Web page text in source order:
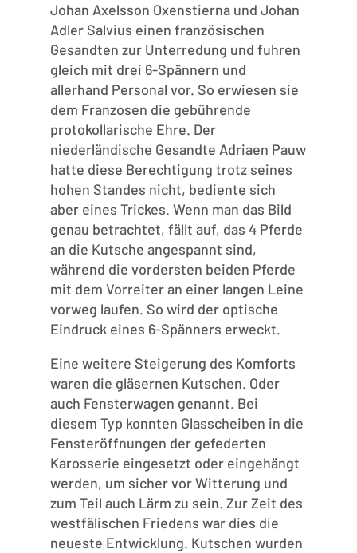
Johan Axelsson Oxenstierna und Johan
Adler Salvius einen französischen
Gesandten zur Unterredung und fuhren
gleich mit drei 6-Spännern und
allerhand Personal vor. So erwiesen sie
dem Franzosen die gebührende
protokollarische Ehre. Der
niederländische Gesandte Adriaen Pauw
hatte diese Berechtigung trotz seines
hohen Standes nicht, bediente sich
aber eines Trickes. Wenn man das Bild
genau betrachtet, fällt auf, das 4 Pferde
an die Kutsche angespannt sind,
während die vordersten beiden Pferde
mit dem Vorreiter an einer langen Leine
vorweg laufen. So wird der optische
Eindruck eines 6-Spänners erweckt.
Eine weitere Steigerung des Komforts
waren die gläsernen Kutschen. Oder
auch Fensterwagen genannt. Bei
diesem Typ konnten Glasscheiben in die
Fensteröffnungen der gefederten
Karosserie eingesetzt oder eingehängt
werden, um sicher vor Witterung und
zum Teil auch Lärm zu sein. Zur Zeit des
westfälischen Friedens war dies die
neueste Entwicklung. Kutschen wurden